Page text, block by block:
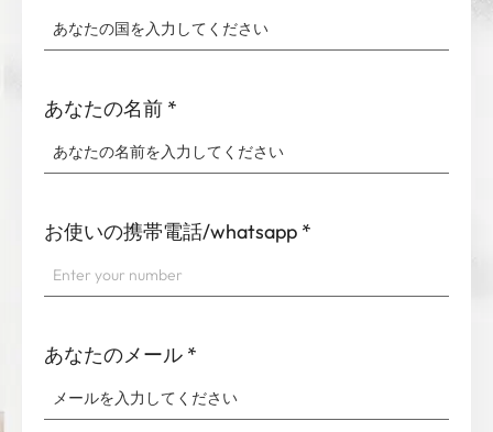
あなたの名前 *
お使いの携帯電話/whatsapp *
あなたのメール *